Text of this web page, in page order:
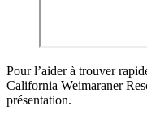
Pour l’aider à trouver
California Weimaraner
présentation.